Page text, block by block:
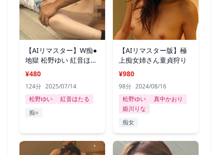
【AIリマスター】W痴●
地獄 松野ゆい 紅音ほた
る
¥480
124分 2025/07/14
松野ゆい
紅音ほたる
痴○
【AIリマスター版】極
上痴女姉さん童貞狩り
¥980
98分 2024/08/16
松野ゆい
真中かおり
姫川りな
痴女